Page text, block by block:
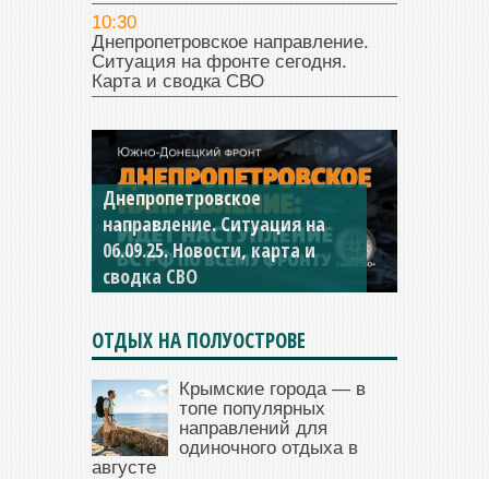
10:30
Днепропетровское направление.
Ситуация на фронте сегодня.
Карта и сводка СВО
Константиновское
направление. Ситуация на
04.09.25 Новости, карта и
сводка СВО
ОТДЫХ НА ПОЛУОСТРОВЕ
Крымские города — в
топе популярных
направлений для
одиночного отдыха в
августе